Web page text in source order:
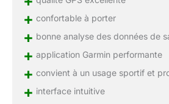
+ confortable à porter
+ bonne analyse des données de
+ application Garmin performante
+ convient à un usage sportif et
+ interface intuitive